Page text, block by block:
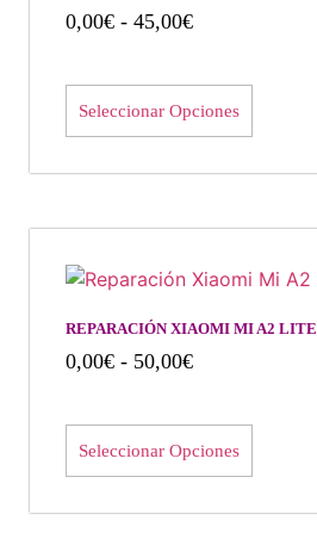
0,00€ - 45,00€
Seleccionar Opciones
REPARACIÓN XIAOMI MI A2 LITE
0,00€ - 50,00€
Seleccionar Opciones